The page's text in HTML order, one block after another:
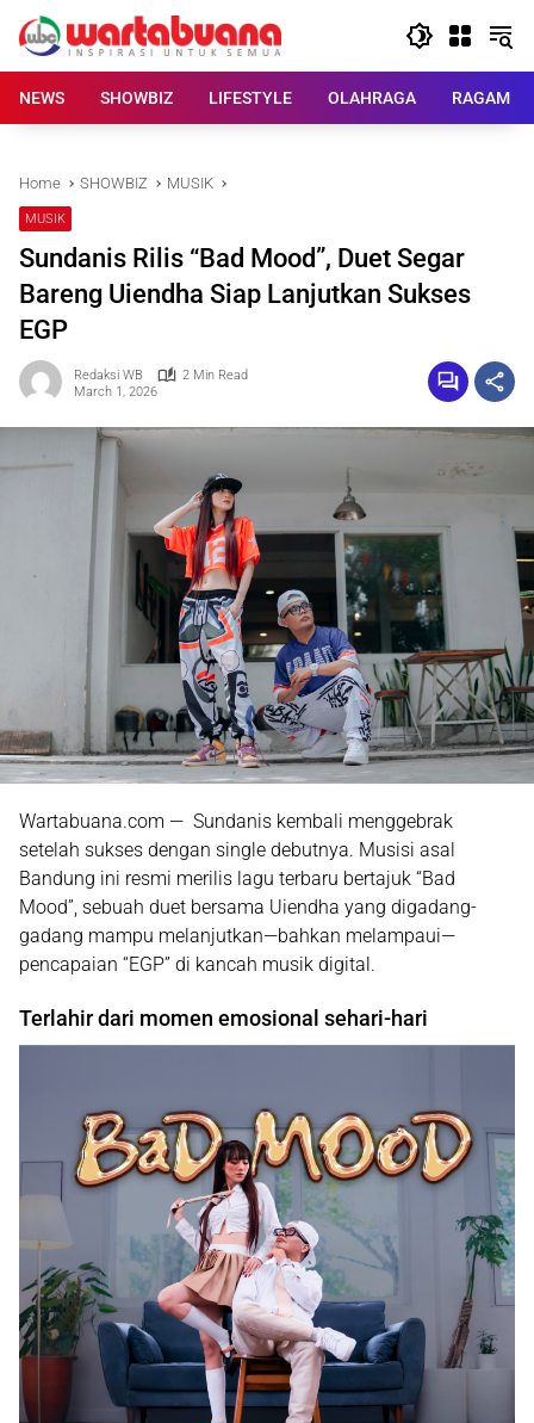
content
NEWS
SHOWBIZ LIFESTYLE OLAHRAGA RAGAM
Home SHOWBIZ MUSIK
MUSIK
Sundanis Rilis “Bad Mood”, Duet Segar
Bareng Uiendha Siap Lanjutkan Sukses
EGP
Redaksi WB
2 Min Read
March 1, 2026
Wartabuana.com — Sundanis kembali menggebrak
setelah sukses dengan single debutnya. Musisi asal
Bandung ini resmi merilis lagu terbaru bertajuk “Bad
Mood” , sebuah duet bersama Uiendha yang digadang-
gadang mampu melanjutkan—bahkan melampaui—
pencapaian “EGP” di kancah musik digital.
Terlahir dari momen emosional sehari-hari